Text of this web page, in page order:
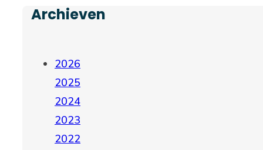
Archieven
2026
2025
2024
2023
2022